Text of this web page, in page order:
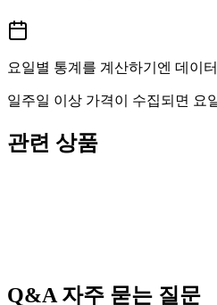
요일별 통계를 계산하기엔 데이
일주일 이상 가격이 수집되면 요
관련 상품
Q&A자주 묻는 질문